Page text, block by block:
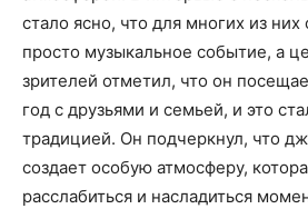
стало ясно, что для многих из
просто музыкальное событие, а
зрителей отметил, что он
год с друзьями и семьей, и это
традицией. Он подчеркнул, что
создает особую атмосферу,
расслабиться и насладиться